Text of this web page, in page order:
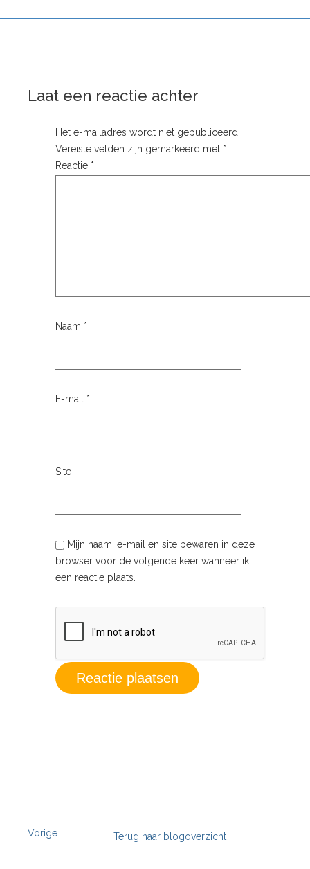
Laat een reactie achter
Het e-mailadres wordt niet gepubliceerd.
Vereiste velden zijn gemarkeerd met *
Reactie *
Naam *
E-mail *
Site
Mijn naam, e-mail en site bewaren in deze
browser voor de volgende keer wanneer ik
een reactie plaats.
Vorige Terug naar blogoverzicht